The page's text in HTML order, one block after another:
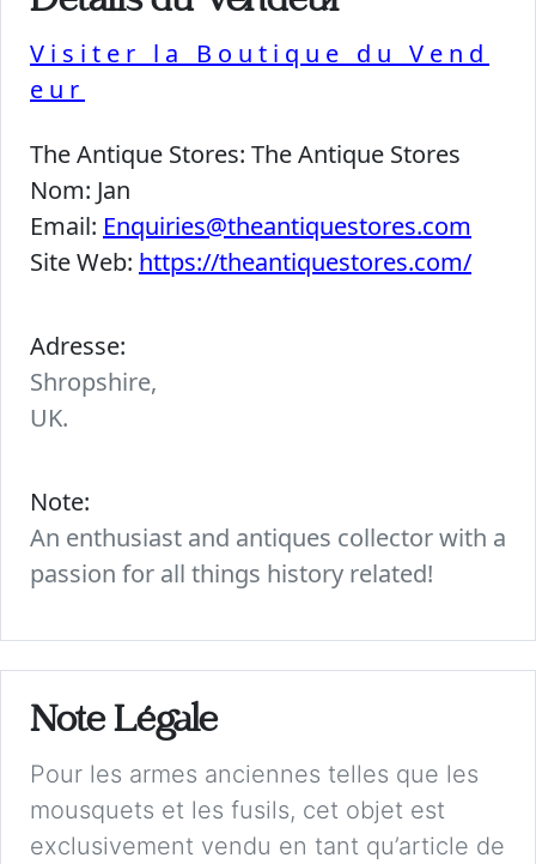
Visiter la Boutique du Vend
eur
The Antique Stores: The Antique Stores
Nom: Jan
Email: Enquiries@theantiquestores.com
Site Web: https://theantiquestores.com/
Adresse:
Shropshire,
UK.
Note:
An enthusiast and antiques collector with a
passion for all things history related!
Note Légale
Pour les armes anciennes telles que les
mousquets et les fusils, cet objet est
exclusivement vendu en tant qu’article de